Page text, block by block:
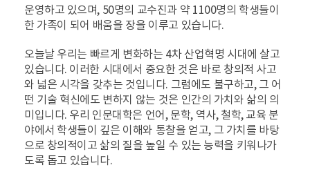
운영하고 있으며, 50명의 교수진과 약 1100명의 학생들이
한 가족이 되어 배움을 장을 이루고 있습니다.
오늘날 우리는 빠르게 변화하는 4차 산업혁명 시대에 살고
있습니다. 이러한 시대에서 중요한 것은 바로 창의적 사고
와 넓은 시각을 갖추는 것입니다. 그럼에도 불구하고, 그 어
떤 기술 혁신에도 변하지 않는 것은 인간의 가치와 삶의 의
미입니다. 우리 인문대학은 언어, 문학, 역사, 철학, 교육 분
야에서 학생들이 깊은 이해와 통찰을 얻고, 그 가치를 바탕
으로 창의적이고 삶의 질을 높일 수 있는 능력을 키워나가
도록 돕고 있습니다.